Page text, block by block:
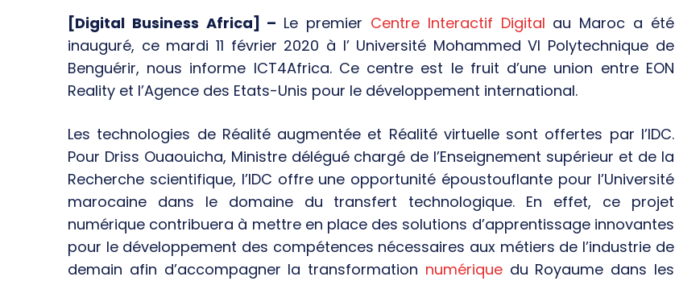
[Digital Business Africa] – Le premier Centre Interactif Digital au Maroc a été
inauguré, ce mardi 11 février 2020 à l’ Université Mohammed VI Polytechnique de
Benguérir, nous informe ICT4Africa. Ce centre est le fruit d’une union entre EON
Reality et l’Agence des Etats-Unis pour le développement international.
Les technologies de Réalité augmentée et Réalité virtuelle sont offertes par l’IDC.
Pour Driss Ouaouicha, Ministre délégué chargé de l’Enseignement supérieur et de la
Recherche scientifique, l’IDC offre une opportunité époustouflante pour l’Université
marocaine dans le domaine du transfert technologique. En effet, ce projet
numérique contribuera à mettre en place des solutions d’apprentissage innovantes
pour le développement des compétences nécessaires aux métiers de l’industrie de
demain afin d’accompagner la transformation numérique du Royaume dans les